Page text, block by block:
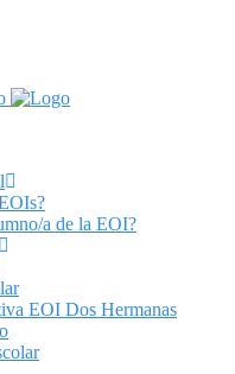
a de la EOI?
EOI Dos Hermanas